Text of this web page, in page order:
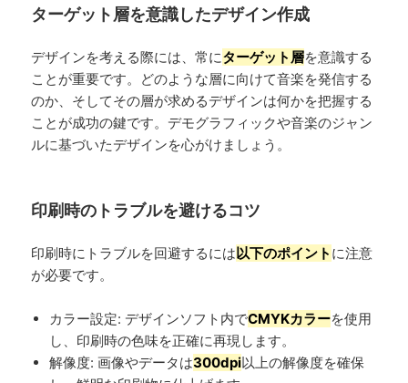
ターゲット層を意識したデザイン作成
デザインを考える際には、常にターゲット層を意識する
ことが重要です。どのような層に向けて音楽を発信する
のか、そしてその層が求めるデザインは何かを把握する
ことが成功の鍵です。デモグラフィックや音楽のジャン
ルに基づいたデザインを心がけましょう。
印刷時のトラブルを避けるコツ
印刷時にトラブルを回避するには以下のポイント に注意
が必要です。
カラー設定: デザインソフト内でCMYKカラーを使用
し、印刷時の色味を正確に再現します。
解像度: 画像やデータは300dpi以上の解像度を確保